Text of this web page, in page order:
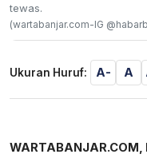
tewas.
(wartabanjar.com-IG
Ukuran Huruf: A- A
WARTABANJAR.COM,